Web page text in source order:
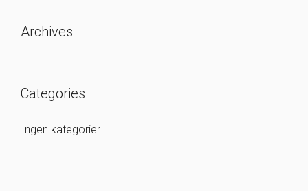
Archives
Categories
Ingen kategorier